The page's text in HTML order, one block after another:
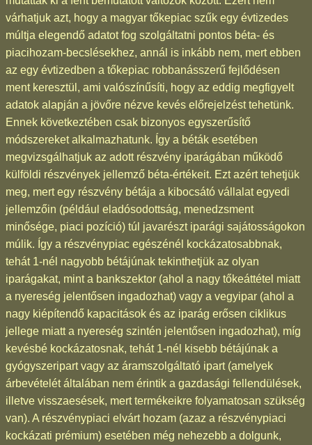
várhatjuk azt, hogy a magyar tőkepiac szűk egy évtizedes
múltja elegendő adatot fog szolgáltatni pontos béta- és
piacihozam-becslésekhez, annál is inkább nem, mert ebben
az egy évtizedben a tőkepiac robbanásszerű fejlődésen
ment keresztül, ami valószínűsíti, hogy az eddig megfigyelt
adatok alapján a jövőre nézve kevés előrejelzést tehetünk.
Ennek következtében csak bizonyos egyszerűsítő
módszereket alkalmazhatunk. Így a béták esetében
megvizsgálhatjuk az adott részvény iparágában működő
külföldi részvények jellemző béta-értékeit. Ezt azért tehetjük
meg, mert egy részvény bétája a kibocsátó vállalat egyedi
jellemzőin (például eladósodottság, menedzsment
minősége, piaci pozíció) túl javarészt iparági sajátosságokon
múlik. Így a részvénypiac egészénél kockázatosabbnak,
tehát 1-nél nagyobb bétájúnak tekinthetjük az olyan
iparágakat, mint a bankszektor (ahol a nagy tőkeáttétel miatt
a nyereség jelentősen ingadozhat) vagy a vegyipar (ahol a
nagy kiépítendő kapacitások és az iparág erősen ciklikus
jellege miatt a nyereség szintén jelentősen ingadozhat), míg
kevésbé kockázatosnak, tehát 1-nél kisebb bétájúnak a
gyógyszeripart vagy az áramszolgáltató ipart (amelyek
árbevételét általában nem érintik a gazdasági fellendülések,
illetve visszaesések, mert termékeikre folyamatosan szükség
van). A részvénypiaci elvárt hozam (azaz a részvénypiaci
kockázati prémium) esetében még nehezebb a dolgunk,